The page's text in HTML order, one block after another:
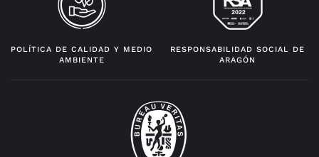
POLÍTICA DE CALIDAD Y MEDIO
AMBIENTE
RESPONSABILIDAD SOCIAL DE
ARAGÓN